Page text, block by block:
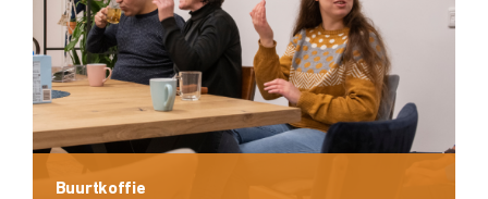
Buurtkoffie